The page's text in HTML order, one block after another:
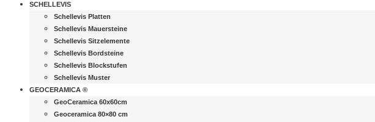
SCHELLEVIS
Schellevis Platten
Schellevis Mauersteine
Schellevis Sitzelemente
Schellevis Bordsteine
Schellevis Blockstufen
Schellevis Muster
GEOCERAMICA ®
GeoCeramica 60x60cm
Geoceramica 80×80 cm